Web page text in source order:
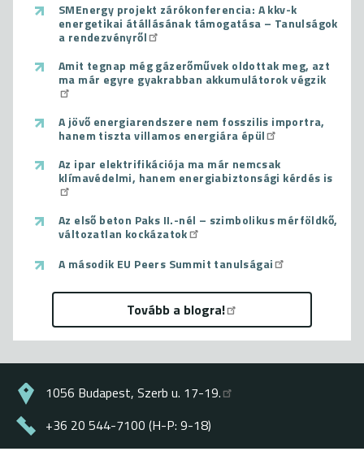
SMEnergy projekt zárókonferencia: A kkv-k
energetikai átállásának támogatása – Tanulságok
a rendezvényről
Amit tegnap még gázerőművek oldottak meg, azt
ma már egyre gyakrabban akkumulátorok végzik
A jövő energiarendszere nem fosszilis importra,
hanem tiszta villamos energiára épül
Az ipar elektrifikációja ma már nemcsak
klímavédelmi, hanem energiabiztonsági kérdés is
Az első beton Paks II.-nél – szimbolikus mérföldkő,
változatlan kockázatok
A második EU Peers Summit tanulságai
Tovább a blogra!
1056 Budapest, Szerb u. 17-19.
+36 20 544-7100 (H-P: 9-18)